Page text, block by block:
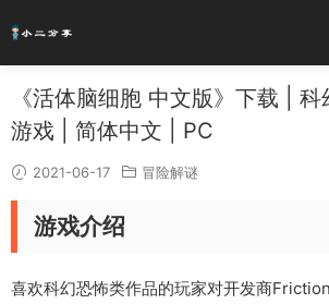
《活体脑细胞 中文版》下载 |
游戏 | 简体中文 | PC
2021-06-17 冒险解谜
游戏介绍
喜欢科幻恐怖类作品的玩家对开发商